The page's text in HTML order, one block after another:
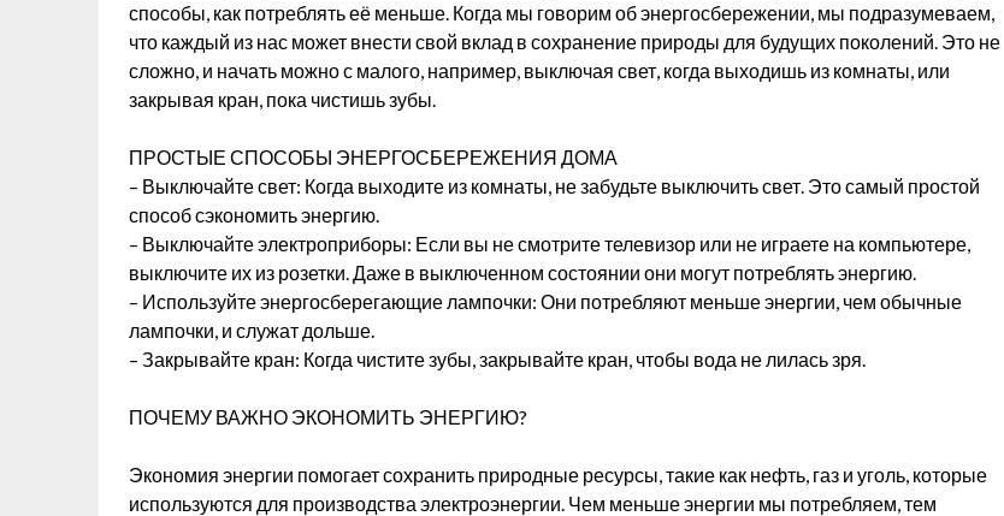
способы, как потреблять её меньше. Когда мы говорим об энергосбережении, мы подразумеваем,
что каждый из нас может внести свой вклад в сохранение природы для будущих поколений. Это не
сложно, и начать можно с малого, например, выключая свет, когда выходишь из комнаты, или
закрывая кран, пока чистишь зубы.
ПРОСТЫЕ СПОСОБЫ ЭНЕРГОСБЕРЕЖЕНИЯ ДОМА
– Выключайте свет: Когда выходите из комнаты, не забудьте выключить свет. Это самый простой
способ сэкономить энергию.
– Выключайте электроприборы: Если вы не смотрите телевизор или не играете на компьютере,
выключите их из розетки. Даже в выключенном состоянии они могут потреблять энергию.
– Используйте энергосберегающие лампочки: Они потребляют меньше энергии, чем обычные
лампочки, и служат дольше.
– Закрывайте кран: Когда чистите зубы, закрывайте кран, чтобы вода не лилась зря.
ПОЧЕМУ ВАЖНО ЭКОНОМИТЬ ЭНЕРГИЮ?
Экономия энергии помогает сохранить природные ресурсы, такие как нефть, газ и уголь, которые
используются для производства электроэнергии. Чем меньше энергии мы потребляем, тем